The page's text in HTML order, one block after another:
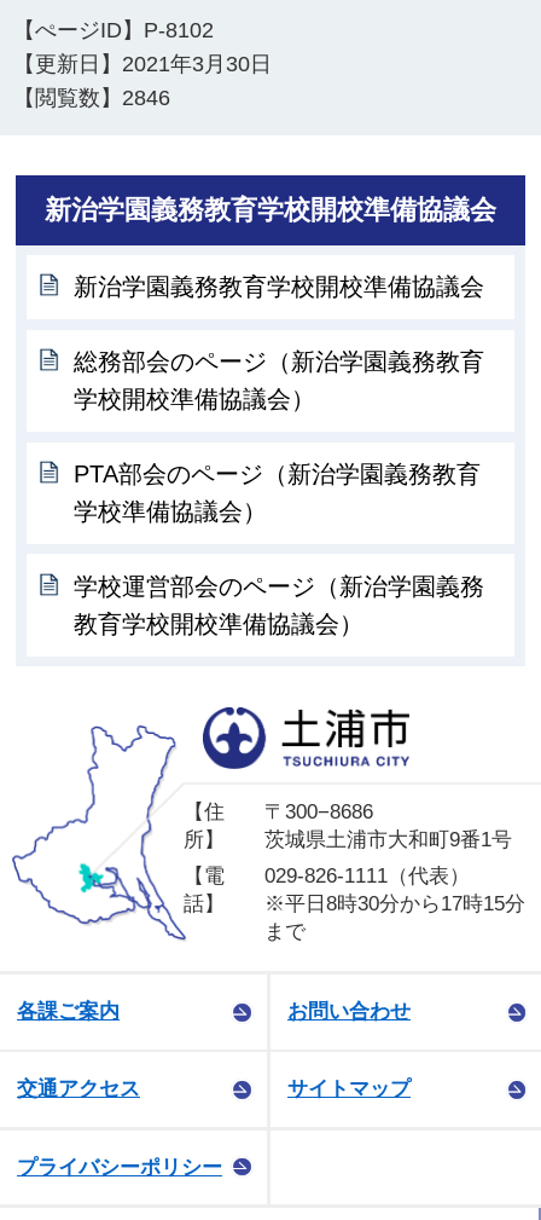
【ぺージID】 P-8102
【更新日】 2021年3月30日
【閲覧数】 2846
新治学園義務教育学校開校準備協議会
新治学園義務教育学校開校準備協議会
総務部会のページ（新治学園義務教育
学校開校準備協議会）
PTA部会のページ（新治学園義務教育
学校準備協議会）
学校運営部会のページ（新治学園義務
教育学校開校準備協議会）
【住
所】
〒300−8686
茨城県土浦市大和町9番1号
【電
話】
029-826-1111（代表）
※平日8時30分から17時15分
まで
各課ご案内 お問い合わせ
交通アクセス サイトマップ
プライバシーポリシー